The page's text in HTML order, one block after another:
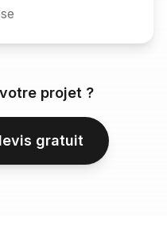
projet ?
gratuit